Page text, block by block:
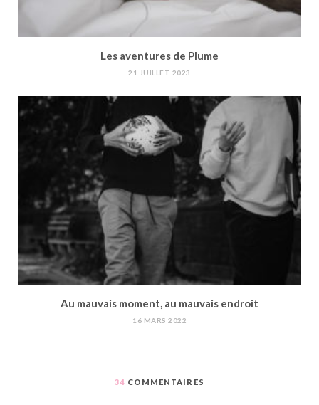
Les aventures de Plume
21 JUILLET 2023
Au mauvais moment, au mauvais endroit
16 MARS 2022
34 COMMENTAIRES